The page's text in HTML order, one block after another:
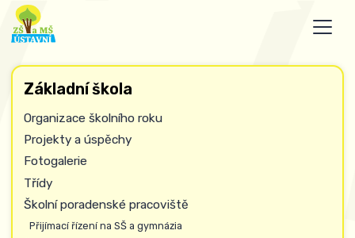
Základní škola
Organizace školního roku
Projekty a úspěchy
Fotogalerie
Třídy
Školní poradenské pracoviště
Přijímací řízení na SŠ a gymnázia